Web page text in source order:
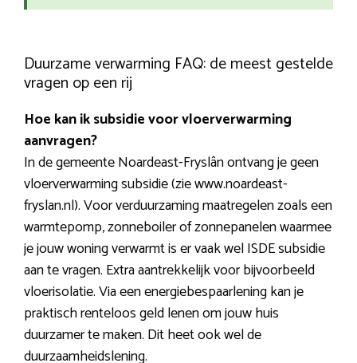
Duurzame verwarming FAQ: de meest gestelde
vragen op een rij
Hoe kan ik subsidie voor vloerverwarming
aanvragen?
In de gemeente Noardeast-Fryslân ontvang je geen
vloerverwarming subsidie (zie www.noardeast-
fryslan.nl). Voor verduurzaming maatregelen zoals een
warmtepomp, zonneboiler of zonnepanelen waarmee
je jouw woning verwarmt is er vaak wel ISDE subsidie
aan te vragen. Extra aantrekkelijk voor bijvoorbeeld
vloerisolatie. Via een energiebespaarlening kan je
praktisch renteloos geld lenen om jouw huis
duurzamer te maken. Dit heet ook wel de
duurzaamheidslening.